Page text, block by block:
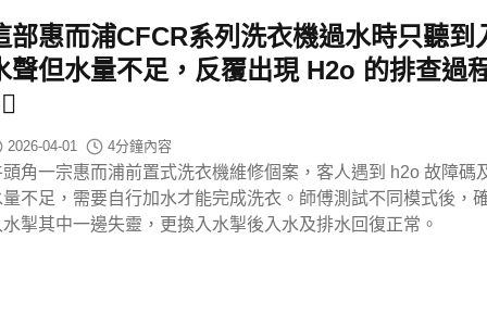
部惠而浦CFCR系列洗衣機過水時只聽到
聲但水量不足，反覆出現 H2o 的排查過
2026-04-01 4分鐘內容
頭角一宗惠而浦前置式洗衣機維修個案，客人遇到 h2o 故障碼
量不足，需要自行加水才能完成洗衣。師傅測試不同模式後，
水掣其中一邊失靈，更換入水掣後入水及排水回復正常。